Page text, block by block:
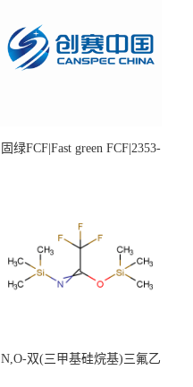
固绿FCF|Fast green FCF|2353-
N,O-双(三甲基硅烷基)三氟乙